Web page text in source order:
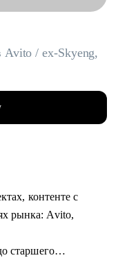
Avito / ex-Skyeng,
контенте с
рынка: Avito,
старшего